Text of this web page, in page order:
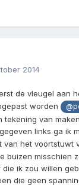
2014
de vleugel aan
worden
tekening van
links ga ik
van het voortstuwt
buizen misschien
die ik zou willen
die geen